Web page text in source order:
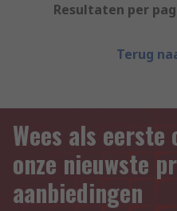
Resultaten per
Terug
Wees als eerste
onze nieuwste
aanbiedingen